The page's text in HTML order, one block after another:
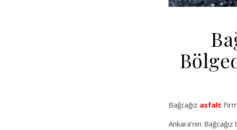
Bağcağız asfalt
Ankara’nın